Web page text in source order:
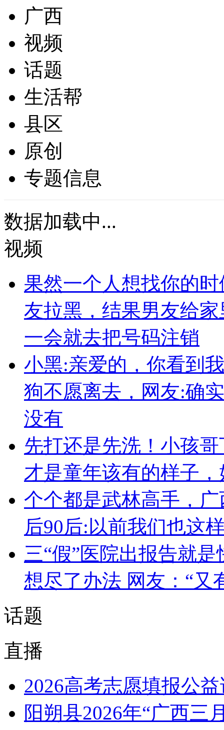
广西
视频
话题
生活帮
县区
原创
专题信息
数据加载中...
视频
果然一个人想找你的
友拉黑，结果男友给
一会就去把号码注销
小黑:亲爱的，你看到
狗不愿离去，网友:确
没有
先打还是先洗！小孩
才是童年该有的样子
个个都是武林高手，
后90后:以前我们也这
三“假”医院出报告就
想尽了办法 网友：“又
话题
直播
2026高考志愿填报公
阳朔县2026年“广西三